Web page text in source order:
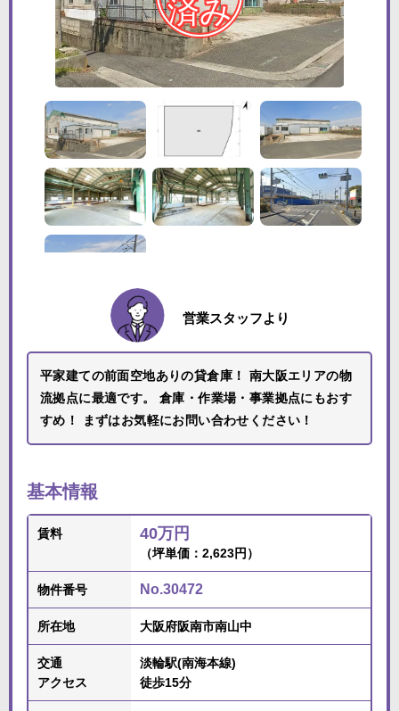
営業スタッフより
平家建ての前面空地ありの貸倉庫！ 南大阪エリアの物
流拠点に最適です。 倉庫・作業場・事業拠点にもおす
すめ！ まずはお気軽にお問い合わせください！
基本情報
賃料 40万円
（坪単価：2,623円）
物件番号 No.30472
所在地 大阪府阪南市南山中
交通
アクセス
淡輪駅(南海本線)
徒歩15分